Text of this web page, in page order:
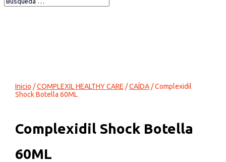
Inicio /COMPLEXIL HEALTHY CARE /CAÍDA/ Complexidil
Shock Botella 60ML
Complexidil Shock Botella
60ML